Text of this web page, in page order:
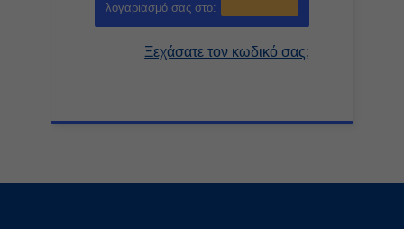
λογαριασμό σας στο:
Ξεχάσατε τον κωδικό σας;